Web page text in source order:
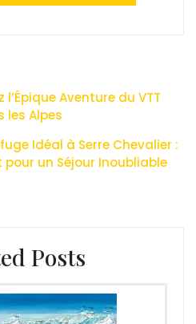
l’Épique Aventure du VTT
les Alpes
Idéal à Serre Chevalier :
un Séjour Inoubliable
Posts